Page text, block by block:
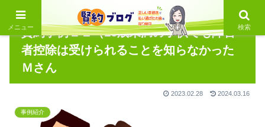
賢約事例１２（16歳未満の子供でも障害
者控除は受けられることを知らなかった
Ｍさん
2023.02.28 2024.03.16
事例紹介
メニュー 検索